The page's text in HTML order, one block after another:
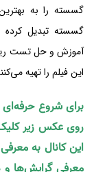
گسسته را به
گسسته تبدیل کرده
این فیلم را تهیه
برای شروع حرفه‌ای
روی عکس زیر کلیک
این کانال به